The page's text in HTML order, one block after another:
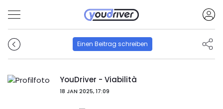
Einen Beitrag schreiben
YouDriver - Viabilità
18 JAN 2025, 17:09